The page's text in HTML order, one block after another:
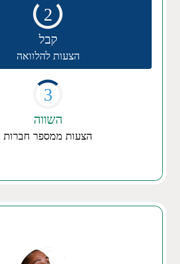
2
קבל
הצעות להלוואה
3
השווה
הצעות ממספר חברות